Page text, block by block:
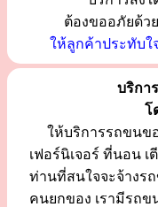
ต้องขออภัยด้ว
ให้ลูกค้าประทับ
บริกา
โ
ให้บริการรถขนขอ
เฟอร์นิเจอร์ ที่นอน เ
ท่านที่สนใจจะจ้างร
คนยกของ เรามีรถ